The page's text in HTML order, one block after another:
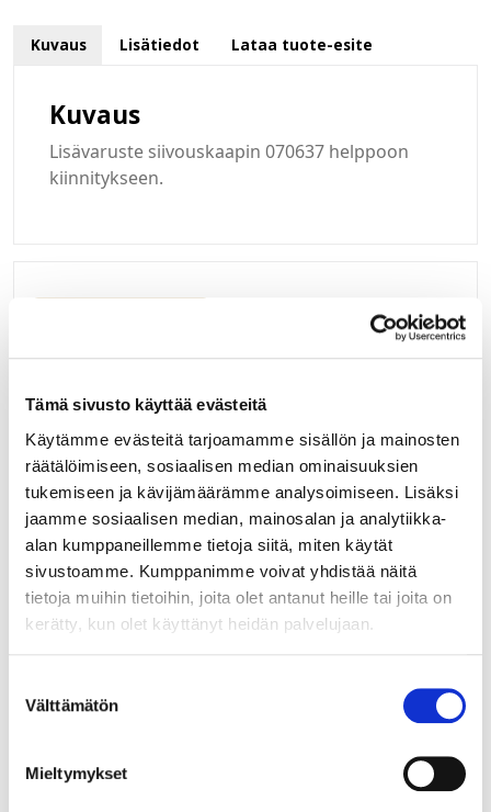
Tämä sivusto käyttää evästeitä
Käytämme evästeitä tarjoamamme sisällön ja mainosten
räätälöimiseen, sosiaalisen median ominaisuuksien
tukemiseen ja kävijämäärämme analysoimiseen. Lisäksi
jaamme sosiaalisen median, mainosalan ja analytiikka-
alan kumppaneillemme tietoja siitä, miten käytät
sivustoamme. Kumppanimme voivat yhdistää näitä
tietoja muihin tietoihin, joita olet antanut heille tai joita on
kerätty, kun olet käyttänyt heidän palvelujaan.
valinta
Välttämätön
Mieltymykset
Kuvaus Lisätiedot Lataa tuote-esite
Kuvaus
Lisävaruste siivouskaapin 070637 helppoon
kiinnitykseen.
Jos teillä ei vielä ole avattuna tunnuksia
verkkokauppaamme, niin olkaa yhteydessä
mail@helatukku.com
Määrä pakkauksessa:
1
Yksikkö: